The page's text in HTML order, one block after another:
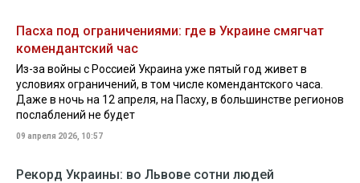
Пасха под ограничениями: где в Украине смягчат
комендантский час
Из-за войны с Россией Украина уже пятый год живет в
условиях ограничений, в том числе комендантского часа.
Даже в ночь на 12 апреля, на Пасху, в большинстве регионов
послаблений не будет
09 апреля 2026, 10:57
Рекорд Украины: во Львове сотни людей